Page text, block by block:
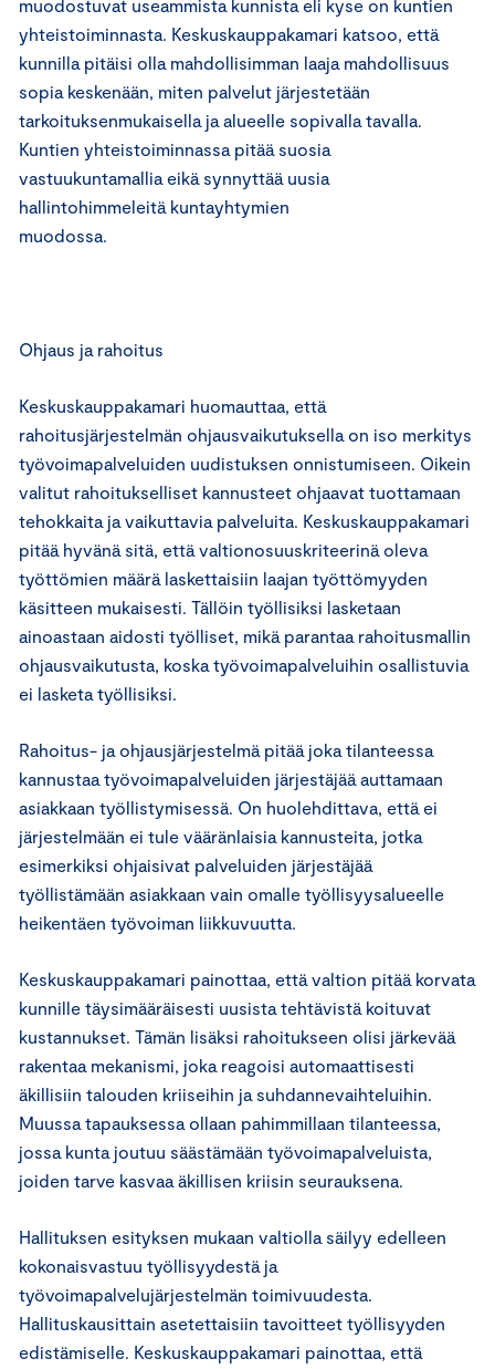
muodostuvat useammista kunnista eli kyse on kuntien
yhteistoiminnasta. Keskuskauppakamari katsoo, että
kunnilla pitäisi olla mahdollisimman laaja mahdollisuus
sopia keskenään, miten palvelut järjestetään
tarkoituksenmukaisella ja alueelle sopivalla tavalla.
Kuntien yhteistoiminnassa pitää suosia
vastuukuntamallia eikä synnyttää uusia
hallintohimmeleitä kuntayhtymien
muodossa.
Ohjaus ja rahoitus
Keskuskauppakamari huomauttaa, että
rahoitusjärjestelmän ohjausvaikutuksella on iso merkitys
työvoimapalveluiden uudistuksen onnistumiseen. Oikein
valitut rahoitukselliset kannusteet ohjaavat tuottamaan
tehokkaita ja vaikuttavia palveluita. Keskuskauppakamari
pitää hyvänä sitä, että valtionosuuskriteerinä oleva
työttömien määrä laskettaisiin laajan työttömyyden
käsitteen mukaisesti. Tällöin työllisiksi lasketaan
ainoastaan aidosti työlliset, mikä parantaa rahoitusmallin
ohjausvaikutusta, koska työvoimapalveluihin osallistuvia
ei lasketa työllisiksi.
Rahoitus- ja ohjausjärjestelmä pitää joka tilanteessa
kannustaa työvoimapalveluiden järjestäjää auttamaan
asiakkaan työllistymisessä. On huolehdittava, että ei
järjestelmään ei tule vääränlaisia kannusteita, jotka
esimerkiksi ohjaisivat palveluiden järjestäjää
työllistämään asiakkaan vain omalle työllisyysalueelle
heikentäen työvoiman liikkuvuutta.
Keskuskauppakamari painottaa, että valtion pitää korvata
kunnille täysimääräisesti uusista tehtävistä koituvat
kustannukset. Tämän lisäksi rahoitukseen olisi järkevää
rakentaa mekanismi, joka reagoisi automaattisesti
äkillisiin talouden kriiseihin ja suhdannevaihteluihin.
Muussa tapauksessa ollaan pahimmillaan tilanteessa,
jossa kunta joutuu säästämään työvoimapalveluista,
joiden tarve kasvaa äkillisen kriisin seurauksena.
Hallituksen esityksen mukaan valtiolla säilyy edelleen
kokonaisvastuu työllisyydestä ja
työvoimapalvelujärjestelmän toimivuudesta.
Hallituskausittain asetettaisiin tavoitteet työllisyyden
edistämiselle. Keskuskauppakamari painottaa, että